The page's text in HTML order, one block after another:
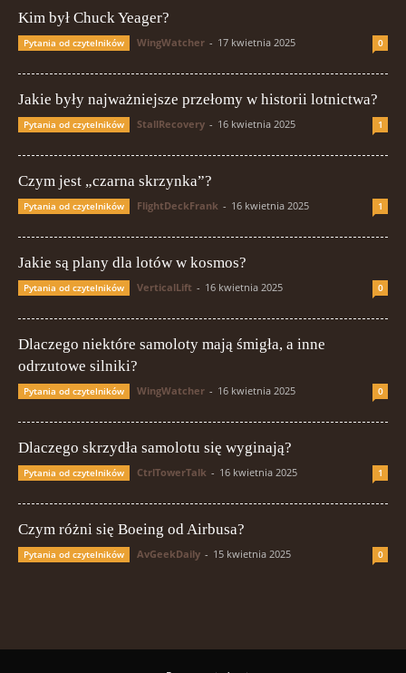
Kim był Chuck Yeager?
Pytania od czytelników WingWatcher - 17 kwietnia 2025 0
Jakie były najważniejsze przełomy w historii lotnictwa?
Pytania od czytelników StallRecovery - 16 kwietnia 2025 1
Czym jest „czarna skrzynka”?
Pytania od czytelników FlightDeckFrank - 16 kwietnia 2025 1
Jakie są plany dla lotów w kosmos?
Pytania od czytelników VerticalLift - 16 kwietnia 2025 0
Dlaczego niektóre samoloty mają śmigła, a inne
odrzutowe silniki?
Pytania od czytelników WingWatcher - 16 kwietnia 2025 0
Dlaczego skrzydła samolotu się wyginają?
Pytania od czytelników CtrlTowerTalk - 16 kwietnia 2025 1
Czym różni się Boeing od Airbusa?
Pytania od czytelników AvGeekDaily - 15 kwietnia 2025 0